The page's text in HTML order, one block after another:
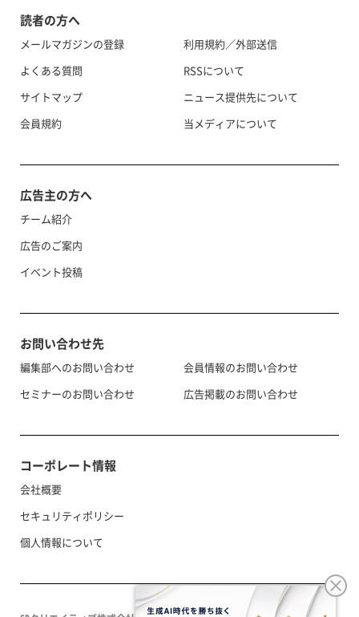
読者の方へ
メールマガジンの登録
よくある質問
サイトマップ
会員規約
利用規約／外部送信
RSSについて
ニュース提供先について
当メディアについて
広告主の方へ
チーム紹介
広告のご案内
イベント投稿
お問い合わせ先
編集部へのお問い合わせ
セミナーのお問い合わせ
会員情報のお問い合わせ
広告掲載のお問い合わせ
コーポレート情報
会社概要
セキュリティポリシー
個人情報について